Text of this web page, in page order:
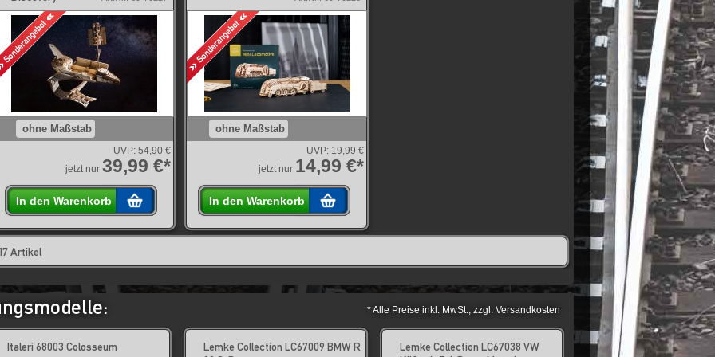
ohne Maßstab
UVP: 54,90 €
jetzt nur 39,99 €*
In den Warenkorb
ohne Maßstab
UVP: 19,99 €
jetzt nur 14,99 €*
In den Warenkorb
17 Artikel
* Alle Preise inkl. MwSt., zzgl. Versandkosten
Italeri 68003 Colosseum
Lemke Collection LC67009 BMW R
Lemke Collection LC67038 VW
Lemke Collection